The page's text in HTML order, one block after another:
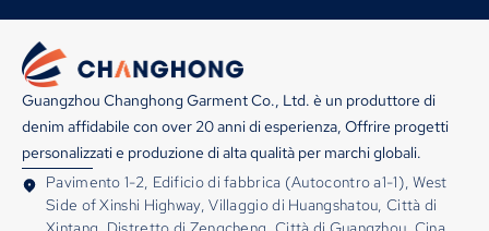
Guangzhou Changhong Garment Co., Ltd. è un produttore di
denim affidabile con over 20 anni di esperienza, Offrire progetti
personalizzati e produzione di alta qualità per marchi globali.
Pavimento 1-2, Edificio di fabbrica (Autocontro a1-1), West
Side of Xinshi Highway, Villaggio di Huangshatou, Città di